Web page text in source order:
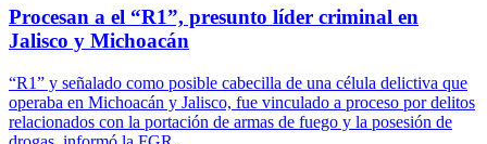
Procesan a el “R1”, presunto líder criminal en
Jalisco y Michoacán
“R1” y señalado como posible cabecilla de una célula delictiva que
operaba en Michoacán y Jalisco, fue vinculado a proceso por delitos
relacionados con la portación de armas de fuego y la posesión de